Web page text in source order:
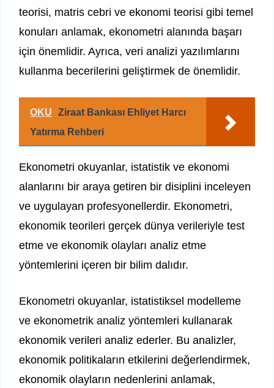
teorisi, matris cebri ve ekonomi teorisi gibi temel
konuları anlamak, ekonometri alanında başarı
için önemlidir. Ayrıca, veri analizi yazılımlarını
kullanma becerilerini geliştirmek de önemlidir.
OKU
Ziraat Bankası Ehliyet Harcı
Yatırma Rehberi
Ekonometri okuyanlar, istatistik ve ekonomi
alanlarını bir araya getiren bir disiplini inceleyen
ve uygulayan profesyonellerdir. Ekonometri,
ekonomik teorileri gerçek dünya verileriyle test
etme ve ekonomik olayları analiz etme
yöntemlerini içeren bir bilim dalıdır.
Ekonometri okuyanlar, istatistiksel modelleme
ve ekonometrik analiz yöntemleri kullanarak
ekonomik verileri analiz ederler. Bu analizler,
ekonomik politikaların etkilerini değerlendirmek,
ekonomik olayların nedenlerini anlamak,